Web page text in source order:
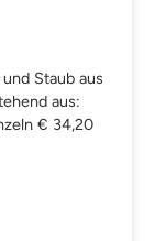
Staub aus
statt einzeln € 34,20